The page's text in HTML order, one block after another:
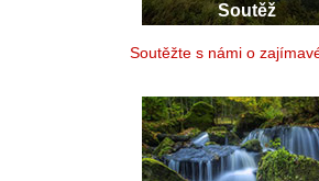
Soutěž
Soutěžte s námi o